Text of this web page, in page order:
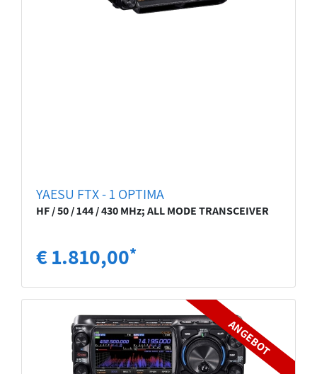
YAESU FTX - 1 OPTIMA
HF / 50 / 144 / 430 MHz; ALL MODE TRANSCEIVER
€ 1.810,00*